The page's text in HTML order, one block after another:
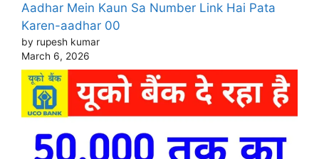
Aadhar Mein Kaun Sa Number Link Hai Pata
Karen-aadhar 00
by rupesh kumar
March 6, 2026